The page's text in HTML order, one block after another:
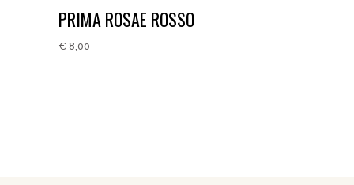
PRIMA ROSAE ROSSO
€ 8,00